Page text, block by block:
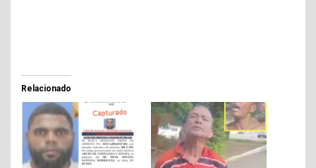
Relacionado